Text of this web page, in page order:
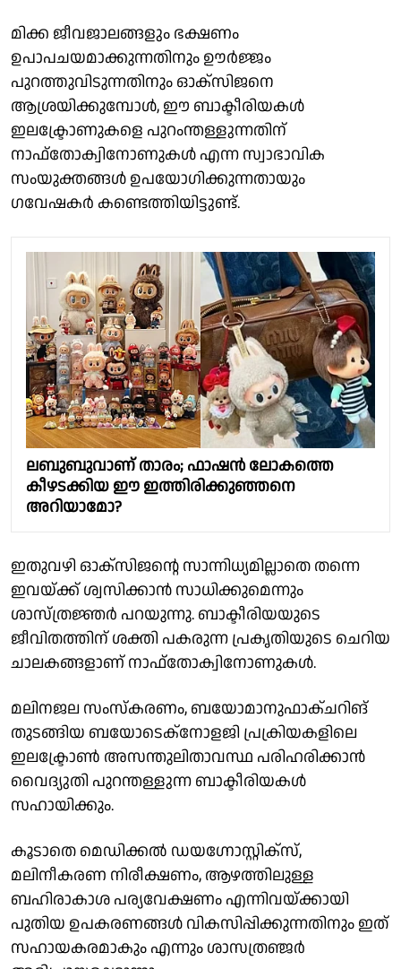
മിക്ക ജീവജാലങ്ങളും ഭക്ഷണം
ഉപാപചയമാക്കുന്നതിനും ഊർജ്ജം
പുറത്തുവിടുന്നതിനും ഓക്സിജനെ
ആശ്രയിക്കുമ്പോൾ, ഈ ബാക്ടീരിയകൾ
ഇലക്ട്രോണുകളെ പുറംന്തള്ളുന്നതിന്
നാഫ്തോക്വിനോണുകൾ എന്ന സ്വാഭാവിക
സംയുക്തങ്ങൾ ഉപയോഗിക്കുന്നതായും
ഗവേഷകർ കണ്ടെത്തിയിട്ടുണ്ട്.
ലബുബുവാണ് താരം; ഫാഷൻ ലോകത്തെ
കീഴടക്കിയ ഈ ഇത്തിരിക്കുഞ്ഞനെ
അറിയാമോ?
ഇതുവഴി ഓക്സിജൻ്റെ സാന്നിധ്യമില്ലാതെ തന്നെ
ഇവയ്ക്ക് ശ്വസിക്കാൻ സാധിക്കുമെന്നും
ശാസ്ത്രജ്ഞർ പറയുന്നു. ബാക്ടീരിയയുടെ
ജീവിതത്തിന് ശക്തി പകരുന്ന പ്രകൃതിയുടെ ചെറിയ
ചാലകങ്ങളാണ് നാഫ്തോക്വിനോണുകൾ.
മലിനജല സംസ്കരണം, ബയോമാനുഫാക്‌ചറിങ്
തുടങ്ങിയ ബയോടെക്നോളജി പ്രക്രിയകളിലെ
ഇലക്ട്രോൺ അസന്തുലിതാവസ്ഥ പരിഹരിക്കാൻ
വൈദ്യുതി പുറന്തള്ളുന്ന ബാക്ടീരിയകൾ
സഹായിക്കും.
കൂടാതെ മെഡിക്കൽ ഡയഗ്നോസ്റ്റിക്സ്,
മലിനീകരണ നിരീക്ഷണം, ആഴത്തിലുള്ള
ബഹിരാകാശ പര്യവേക്ഷണം എന്നിവയ്ക്കായി
പുതിയ ഉപകരണങ്ങൾ വികസിപ്പിക്കുന്നതിനും ഇത്
സഹായകരമാകും എന്നും ശാസത്രഞ്ജർ